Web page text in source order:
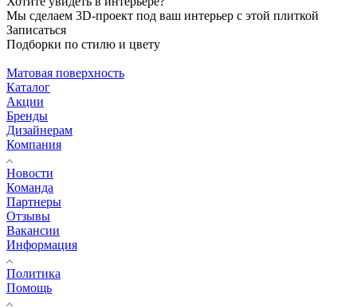
Мы сделаем 3D-проект под ваш интерьер с этой плиткой
Записаться
Подборки по стилю и цвету
Матовая поверхность
Каталог
Акции
Бренды
Дизайнерам
Компания
Новости
Команда
Партнеры
Отзывы
Вакансии
Информация
Политика
Помощь